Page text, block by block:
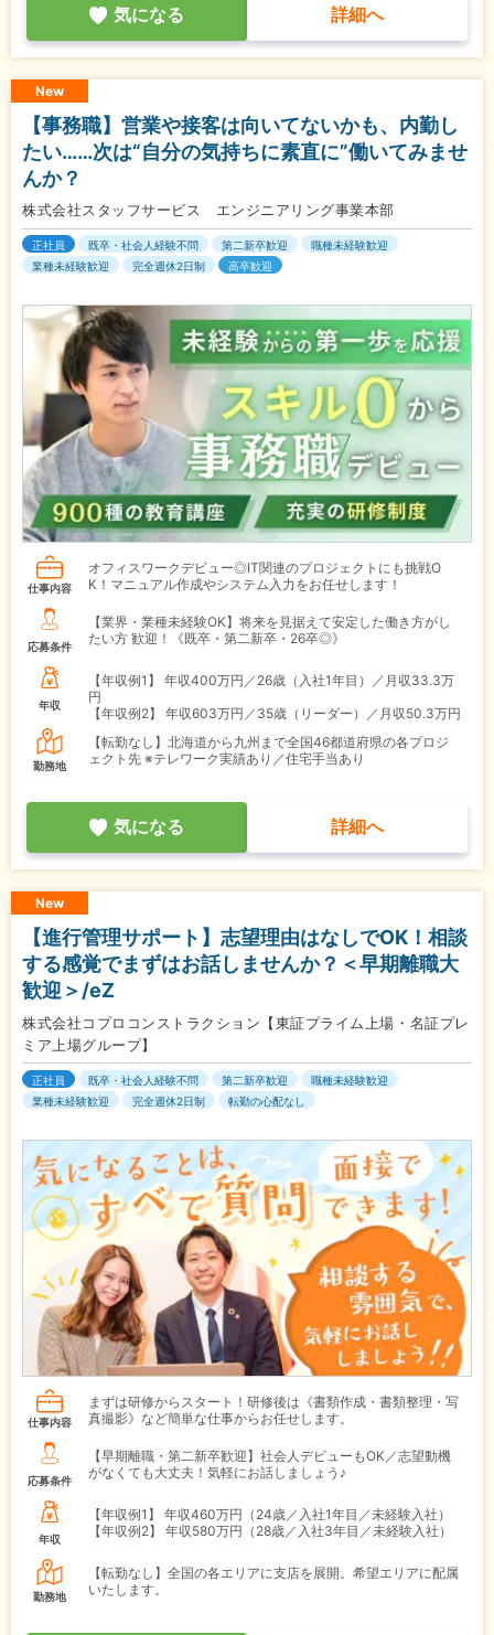
気になる 詳細へ
New
【事務職】営業や接客は向いてないかも、内勤し
たい……次は“自分の気持ちに素直に”働いてみませ
んか？
株式会社スタッフサービス エンジニアリング事業本部
正社員 既卒・社会人経験不問 第二新卒歓迎
職種未経験歓迎
業種未経験歓迎
完全週休2日制 高卒歓迎
仕事内容
オフィスワークデビュー◎IT関連のプロジェクトにも挑戦O
K！マニュアル作成やシステム入力をお任せします！
応募条件
【業界・業種未経験OK】将来を見据えて安定した働き方がし
たい方 歓迎！《既卒・第二新卒・26卒◎》
年収
【年収例1】
年収400万円／26歳（入社1年目）／月収33.3万
円
【年収例2】
年収603万円／35歳（リーダー）／月収50.3万円
勤務地
【転勤なし】北海道から九州まで全国46都道府県の各プロジ
ェクト先 ※テレワーク実績あり／住宅手当あり
気になる 詳細へ
New
【進行管理サポート】志望理由はなしでOK！相談
する感覚でまずはお話しませんか？＜早期離職大
歓迎＞/eZ
株式会社コプロコンストラクション【東証プライム上場・名証プレ
ミア上場グループ】
正社員 既卒・社会人経験不問 第二新卒歓迎
職種未経験歓迎
業種未経験歓迎
完全週休2日制 転勤の心配なし
仕事内容
まずは研修からスタート！研修後は《書類作成・書類整理・写
真撮影》など簡単な仕事からお任せします。
応募条件
【早期離職・第二新卒歓迎】社会人デビューもOK／志望動機
がなくても大丈夫！気軽にお話しましょう♪
年収
【年収例1】
年収460万円（24歳／入社1年目／未経験入社）
【年収例2】
年収580万円（28歳／入社3年目／未経験入社）
勤務地
【転勤なし】全国の各エリアに支店を展開。希望エリアに配属
いたします。